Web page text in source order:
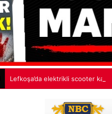
Lefkoşa’da elektrikli scooter kazası